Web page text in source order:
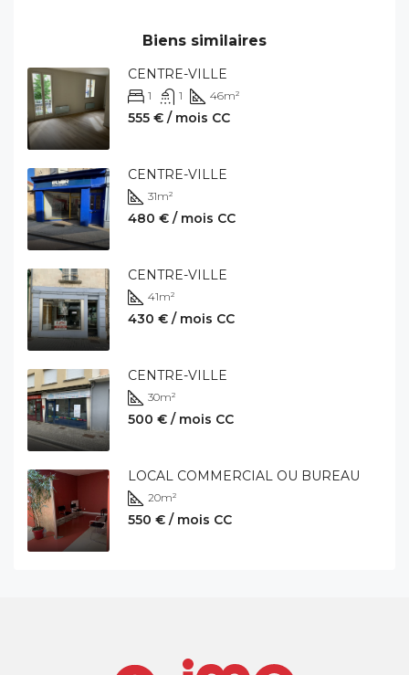
Biens similaires
CENTRE-VILLE
1 1 46m²
555 € / mois CC
CENTRE-VILLE
31m²
480 € / mois CC
CENTRE-VILLE
41m²
430 € / mois CC
CENTRE-VILLE
30m²
500 € / mois CC
LOCAL COMMERCIAL OU BUREAU
20m²
550 € / mois CC